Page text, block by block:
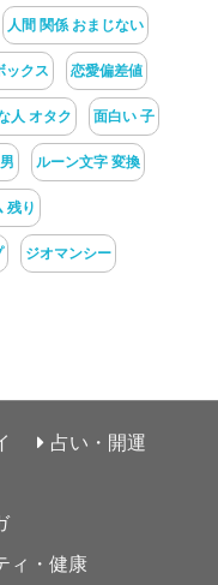
人間 関係 おまじない
ックス 恋愛偏差値
人 オタク 面白い 子
ルーン文字 変換
残り
ジオマンシー
占い・開運
ィ・健康